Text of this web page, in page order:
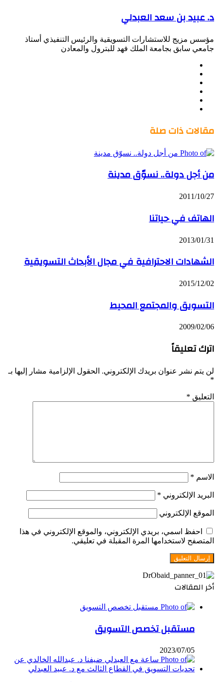
د. عبيد بن سعد العبدلي
مؤسس مزيج للاستشارات التسويقية والرئيس التنفيذي أستاذ
جامعي سابق بجامعة الملك فهد للبترول والمعادن
مقالات ذات صلة
من أجل دولة.. نسوّق مدينة
2011/10/27
الهاتف في حياتنا
2013/01/31
الشهادات الاحترافية في مجال الأبحاث التسويقية
2015/12/02
التسويق والمجتمع المحيط
2009/02/06
اترك تعليقاً
لن يتم نشر عنوان بريدك الإلكتروني. الحقول الإلزامية مشار إليها بـ
*
التعليق *
الاسم *
البريد الإلكتروني *
الموقع الإلكتروني
احفظ اسمي، بريدي الإلكتروني، والموقع الإلكتروني في هذا
المتصفح لاستخدامها المرة المقبلة في تعليقي.
أخر المقالات
مستقبل تخصص التسويق
2023/07/05